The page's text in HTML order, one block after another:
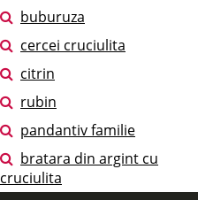
buburuza
cercei cruciulita
citrin
rubin
pandantiv familie
bratara din argint cu
cruciulita